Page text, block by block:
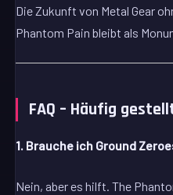
Die Zukunft von Metal Gear
Phantom Pain bleibt als
FAQ – Häufig
1. Brauche ich Ground
Nein, aber es hilft. The